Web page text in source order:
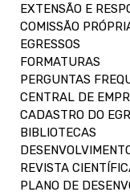
EXTENSÃO E
COMISSÃO
EGRESSOS
FORMATURAS
PERGUNTAS
CENTRAL DE
CADASTRO DO
BIBLIOTECAS
REVISTA
PLANO DE